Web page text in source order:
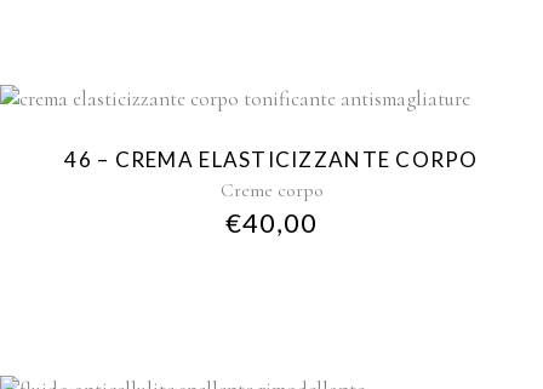
46 – CREMA ELASTICIZZANTE CORPO
Creme corpo
€40,00